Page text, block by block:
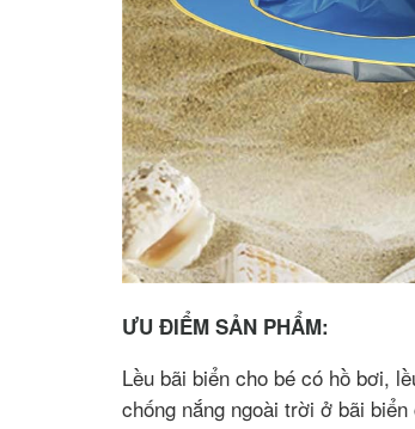
ƯU ĐIỂM SẢN PHẨM:
Lều bãi biển cho bé có hồ bơi,
chống nắng ngoài trời ở bãi